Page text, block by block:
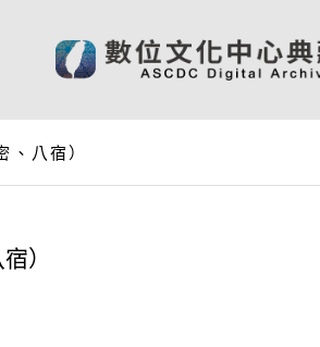
八宿）
）